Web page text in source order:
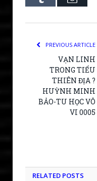
PREVIOUS ARTICLE
VẠN LINH
TRONG TIỂU
THIÊN ĐỊA ?
HUỲNH MINH
BẢO-TU HỌC VÔ
VI 0005
RELATED POSTS